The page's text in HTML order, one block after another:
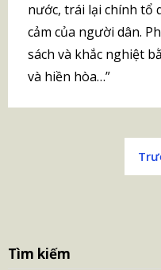
nước, trái lại chính tổ
cảm của người dân.
sách và khắc nghiệt
và hiền hòa…”
Tìm kiếm